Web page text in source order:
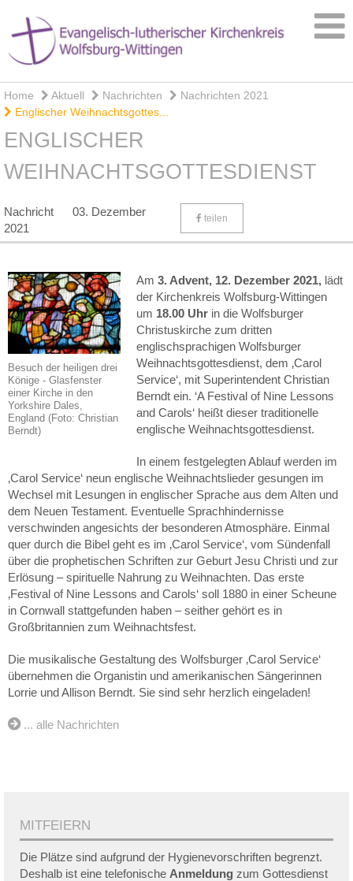
Home Aktuell Nachrichten
Nachrichten 2021
Englischer Weihnachtsgottes...
ENGLISCHER
WEIHNACHTSGOTTESDIENST
Nachricht
03. Dezember
2021
teilen
Besuch der heiligen drei
Könige - Glasfenster
einer Kirche in den
Yorkshire Dales,
England (Foto: Christian
Berndt)
Am 3. Advent, 12. Dezember 2021, lädt
der Kirchenkreis Wolfsburg-Wittingen
um 18.00 Uhr in die Wolfsburger
Christuskirche zum dritten
englischsprachigen Wolfsburger
Weihnachtsgottesdienst, dem ‚Carol
Service‘, mit Superintendent Christian
Berndt ein. ‘A Festival of Nine Lessons
and Carols‘ heißt dieser traditionelle
englische Weihnachtsgottesdienst.
In einem festgelegten Ablauf werden im
‚Carol Service‘ neun englische Weihnachtslieder gesungen im
Wechsel mit Lesungen in englischer Sprache aus dem Alten und
dem Neuen Testament. Eventuelle Sprachhindernisse
verschwinden angesichts der besonderen Atmosphäre. Einmal
quer durch die Bibel geht es im ‚Carol Service‘, vom Sündenfall
über die prophetischen Schriften zur Geburt Jesu Christi und zur
Erlösung – spirituelle Nahrung zu Weihnachten. Das erste
‚Festival of Nine Lessons and Carols‘ soll 1880 in einer Scheune
in Cornwall stattgefunden haben – seither gehört es in
Großbritannien zum Weihnachtsfest.
Die musikalische Gestaltung des Wolfsburger ‚Carol Service‘
übernehmen die Organistin und amerikanischen Sängerinnen
Lorrie und Allison Berndt. Sie sind sehr herzlich eingeladen!
... alle Nachrichten
MITFEIERN
Die Plätze sind aufgrund der Hygienevorschriften begrenzt.
Deshalb ist eine telefonische Anmeldung zum Gottesdienst